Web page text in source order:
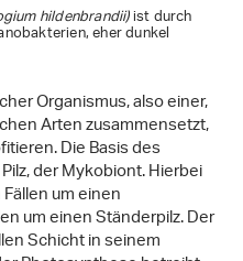
hildenbrandii)ist durch
eher dunkel
Organismus, also einer,
Arten zusammensetzt,
Die Basis des
der Mykobiont. Hierbei
um einen
um einen Ständerpilz. Der
Schicht in seinem